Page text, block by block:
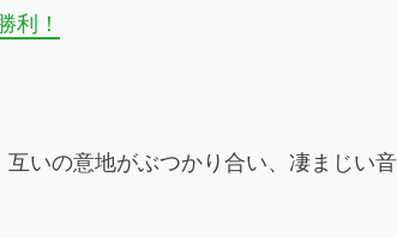
利！
いの意地がぶつかり合い、凄まじい